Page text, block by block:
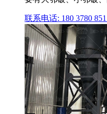
联系电话: 180 3780